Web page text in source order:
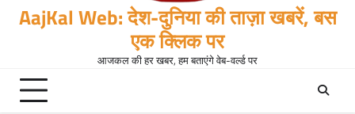
AajKal Web: देश-दुनिया की ताज़ा खबरें, बस
एक क्लिक पर
आजकल की हर खबर, हम बताएंगे वेब-वर्ल्ड पर